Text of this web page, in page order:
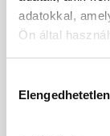
adatokkal,
Ön által
kiválasztása
Elengedhetetlen